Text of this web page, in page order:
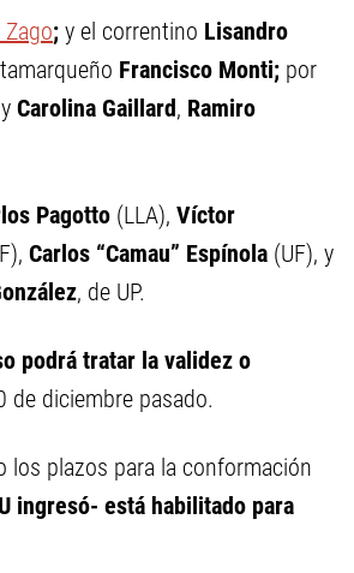
Zago; y el correntino Lisandro
Francisco Monti; por
Carolina Gaillard, Ramiro
Pagotto (LLA), Víctor
Carlos “Camau” Espínola (UF), y
, de UP.
podrá tratar la validez o
de diciembre pasado.
los plazos para la conformación
ingresó- está habilitado para